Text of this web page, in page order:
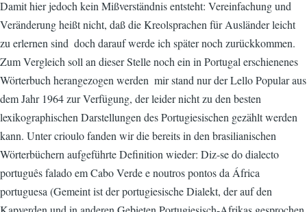
Damit hier jedoch kein Mißverständnis entsteht: Vereinfachung und
Veränderung heißt nicht, daß die Kreolsprachen für Ausländer leicht
zu erlernen sind  doch darauf werde ich später noch zurückkommen.
Zum Vergleich soll an dieser Stelle noch ein in Portugal erschienenes
Wörterbuch herangezogen werden  mir stand nur der Lello Popular aus
dem Jahr 1964 zur Verfügung, der leider nicht zu den besten
lexikographischen Darstellungen des Portugiesischen gezählt werden
kann. Unter crioulo fanden wir die bereits in den brasilianischen
Wörterbüchern aufgeführte Definition wieder: Diz-se do dialecto
português falado em Cabo Verde e noutros pontos da África
portuguesa (Gemeint ist der portugiesische Dialekt, der auf den